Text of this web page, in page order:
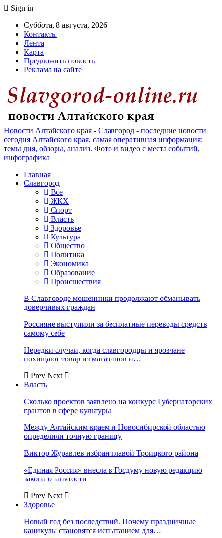
Sign in
Суббота, 8 августа, 2026
Контакты
Лента
Карта
Предложить новость
Реклама на сайте
Новости Алтайского края - Славгород - последние новости
сегодня Алтайского края, самая оперативная информация:
темы дня, обзоры, анализ. Фото и видео с места событий,
инфографика
Главная
Славгород
Все
ЖКХ
Спорт
Власть
Здоровье
Культура
Общество
Политика
Экономика
Образование
Происшествия
В Славгороде мошенники продолжают обманывать
доверчивых граждан
Россияне выступили за бесплатные переводы средств
самому себе
Нередки случаи, когда славгородцы и яровчане
похищают товар из магазинов и…
Prev Next
Власть
Сколько проектов заявлено на конкурс Губернаторских
грантов в сфере культуры
Между Алтайским краем и Новосибирской областью
определили точную границу
Виктор Журавлев избран главой Троицкого района
«Единая Россия» внесла в Госдуму новую редакцию
закона о занятости
Prev Next
Здоровье
Новый год без последствий. Почему праздничные
каникулы становятся испытанием для…